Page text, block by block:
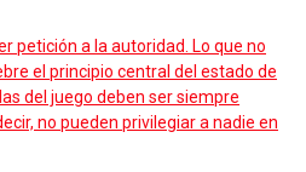
petición a la autoridad. Lo que no
el principio central del estado de
del juego deben ser siempre
no pueden privilegiar a nadie en